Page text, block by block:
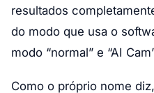
resultados
do modo que usa o
modo “normal” e “AI
Como o próprio nome